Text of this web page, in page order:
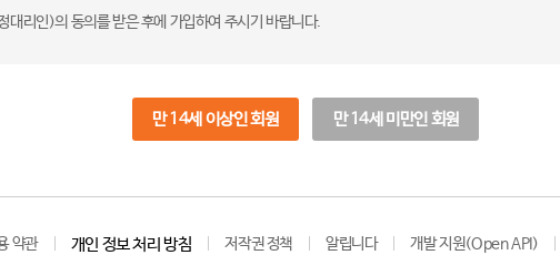
대리인)의 동의를 받은 후에 가입하여 주시기 바랍니다.
만 14세 이상인 회원 만 14세 미만인 회원
약관 개인 정보 처리 방침 저작권 정책 알립니다 개발 지원(Open API)